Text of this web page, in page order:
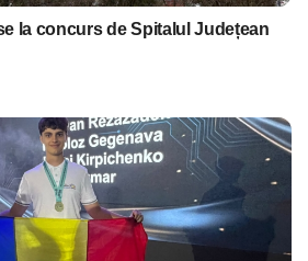
la concurs de Spitalul Județean